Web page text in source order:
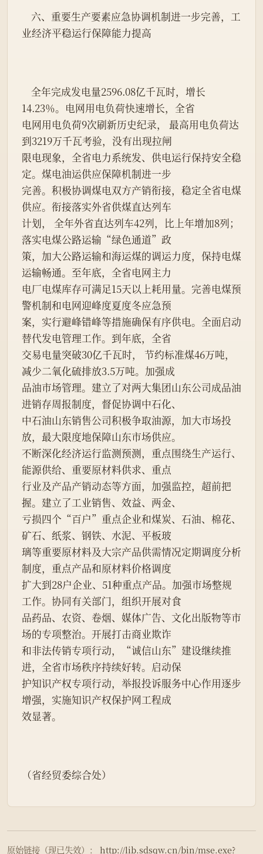
业经济平稳运行保障能力提高
14.23％。电网用电负荷快速增长，全省
电网用电负荷9次刷新历史纪录， 最高用电负荷达
到3219万千瓦考验，没有出现拉闸
限电现象，全省电力系统发、供电运行保持安全稳
定。煤电油运供应保障机制进一步
完善。积极协调煤电双方产销衔接，稳定全省电煤
供应。衔接落实外省供煤直达列车
计划， 全年外省直达列车42列，比上年增加8列；
落实电煤公路运输“绿色通道”政
策，加大公路运输和海运煤的调运力度，保持电煤
运输畅通。至年底，全省电网主力
电厂电煤库存可满足15天以上耗用量。完善电煤预
警机制和电网迎峰度夏度冬应急预
案，实行避峰错峰等措施确保有序供电。全面启动
替代发电管理工作。到年底，全省
交易电量突破30亿千瓦时， 节约标准煤46万吨，
减少二氧化硫排放3.5万吨。加强成
品油市场管理。建立了对两大集团山东公司成品油
进销存周报制度，督促协调中石化、
中石油山东销售公司积极争取油源，加大市场投
放，最大限度地保障山东市场供应。
不断深化经济运行监测预测，重点围绕生产运行、
能源供给、重要原材料供求、重点
行业及产品产销动态等方面，加强监控，超前把
握。建立了工业销售、效益、两金、
亏损四个“百户”重点企业和煤炭、石油、棉花、
矿石、纸浆、钢铁、水泥、平板玻
璃等重要原材料及大宗产品供需情况定期调度分析
制度，重点产品和原材料价格调度
扩大到28户企业、51种重点产品。加强市场整规
工作。协同有关部门，组织开展对食
品药品、农资、卷烟、媒体广告、文化出版物等市
场的专项整治。开展打击商业欺诈
和非法传销专项行动，“诚信山东”建设继续推
进，全省市场秩序持续好转。启动保
护知识产权专项行动，举报投诉服务中心作用逐步
增强，实施知识产权保护网工程成
效显著。
（省经贸委综合处）
原始链接（现已失效）： http://lib.sdsqw.cn/bin/mse.exe?